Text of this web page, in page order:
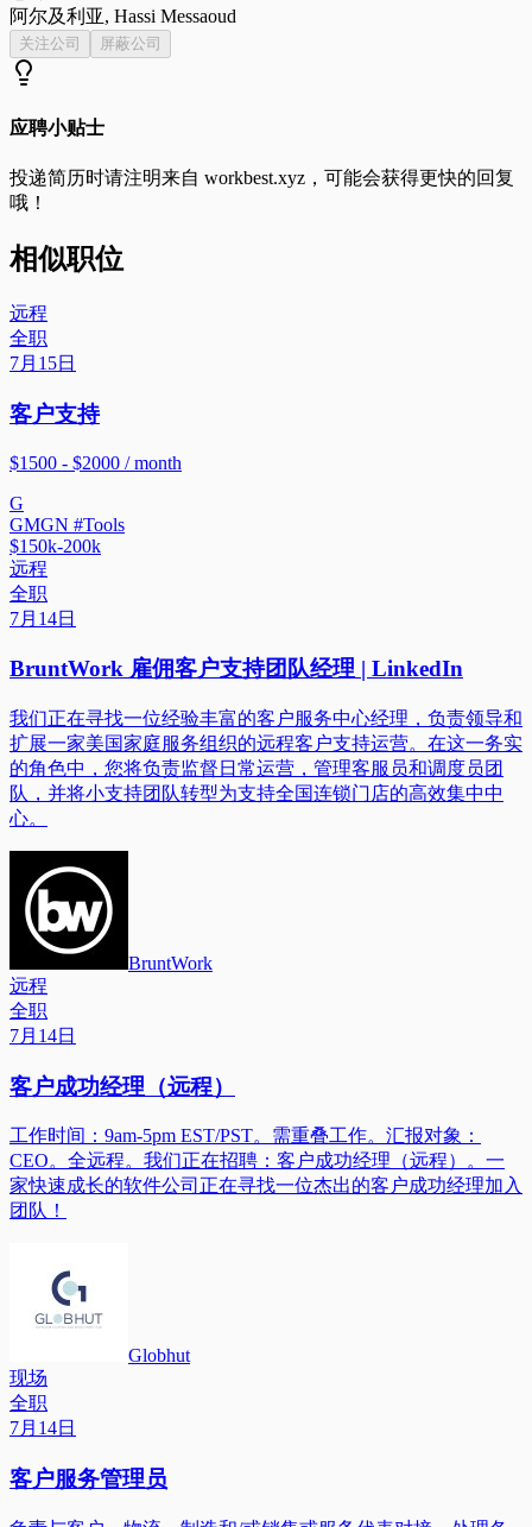
阿尔及利亚, Hassi Messaoud
关注公司 屏蔽公司
应聘小贴士
投递简历时请注明来自 workbest.xyz ，可能会获得更快的回复
哦！
相似职位
远程
全职
7月15日
客户支持
$1500 - $2000 / month
G
GMGN #Tools
$150k-200k
远程
全职
7月14日
BruntWork 雇佣客户支持团队经理 | LinkedIn
我们正在寻找一位经验丰富的客户服务中心经理，负责领导和
扩展一家美国家庭服务组织的远程客户支持运营。在这一务实
的角色中，您将负责监督日常运营，管理客服员和调度员团
队，并将小支持团队转型为支持全国连锁门店的高效集中中
心。
BruntWork
远程
全职
7月14日
客户成功经理（远程）
工作时间：9am-5pm EST/PST。需重叠工作。汇报对象：
CEO。全远程。我们正在招聘：客户成功经理（远程）。一
家快速成长的软件公司正在寻找一位杰出的客户成功经理加入
团队！
Globhut
现场
全职
7月14日
客户服务管理员